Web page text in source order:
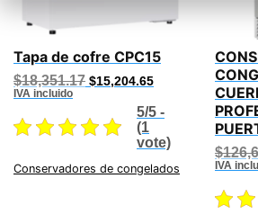
Tapa de cofre CPC15
$18,351.17 Original
$18,351.17.
$15,204.65Current
is:
$15,204.65.
IVA incluido
5/5 -
(1
vote)
Conservadores de congelados
$
IVA